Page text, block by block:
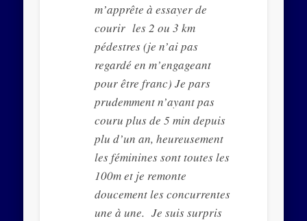
m’apprête à essayer de
courir les 2 ou 3 km
pédestres (je n’ai pas
regardé en m’engageant
pour être franc) Je pars
prudemment n’ayant pas
couru plus de 5 min depuis
plu d’un an, heureusement
les féminines sont toutes les
100m et je remonte
doucement les concurrentes
une à une. Je suis surpris